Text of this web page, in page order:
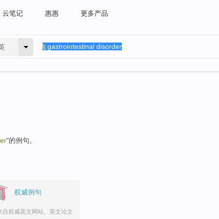
云笔记 惠惠 更多产品
"的例句。
权威例句
自权威英文网站、英文论文